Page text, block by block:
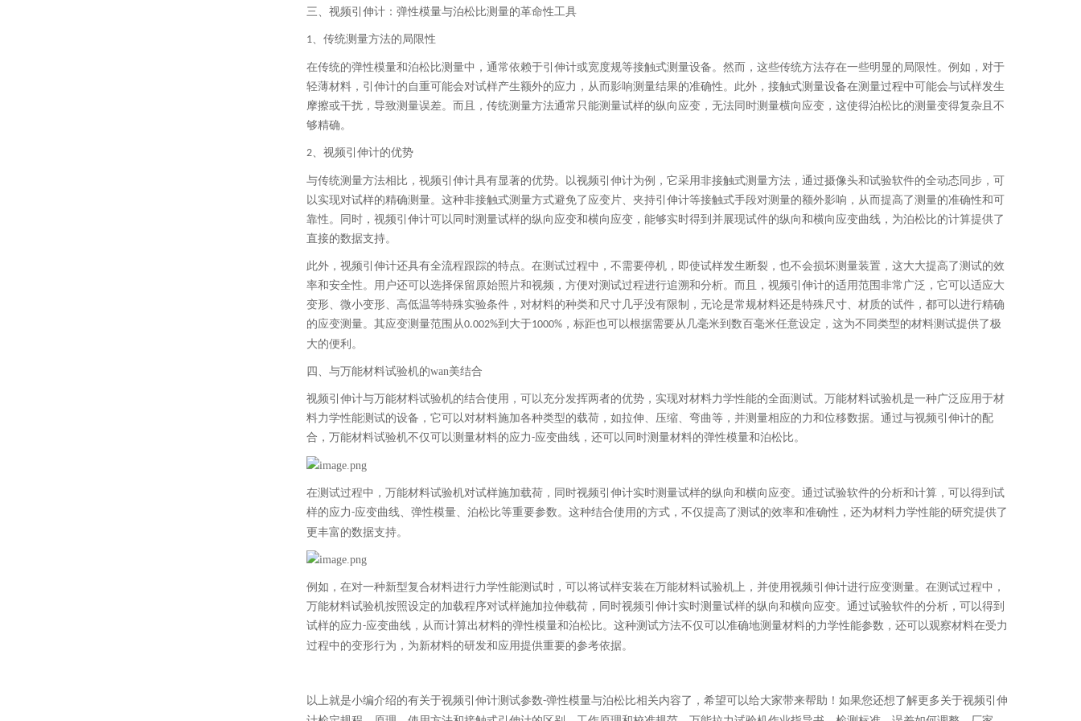
三、 视频引伸计：弹性模量与泊松比测量的革命性工具
1、 传统测量方法的局限性
在传统的弹性模量和泊松比测量中，通常依赖于引伸计或宽度规等接触式测量设备。然而，这些传统方法存在一些明显的局限性。例如，对于
轻薄材料，引伸计的自重可能会对试样产生额外的应力，从而影响测量结果的准确性。此外，接触式测量设备在测量过程中可能会与试样发生
摩擦或干扰，导致测量误差。而且，传统测量方法通常只能测量试样的纵向应变，无法同时测量横向应变，这使得泊松比的测量变得复杂且不
够精确。
2、 视频引伸计的优势
与传统测量方法相比，视频引伸计具有显著的优势。以视频引伸计为例，它采用非接触式测量方法，通过摄像头和试验软件的全动态同步，可
以实现对试样的精确测量。这种非接触式测量方式避免了应变片、夹持引伸计等接触式手段对测量的额外影响，从而提高了测量的准确性和可
靠性。同时，视频引伸计可以同时测量试样的纵向应变和横向应变，能够实时得到并展现试件的纵向和横向应变曲线，为泊松比的计算提供了
直接的数据支持。
此外，视频引伸计还具有全流程跟踪的特点。在测试过程中，不需要停机，即使试样发生断裂，也不会损坏测量装置，这大大提高了测试的效
率和安全性。用户还可以选择保留原始照片和视频，方便对测试过程进行追溯和分析。而且，视频引伸计的适用范围非常广泛，它可以适应大
变形、微小变形、高低温等特殊实验条件，对材料的种类和尺寸几乎没有限制，无论是常规材料还是特殊尺寸、材质的试件，都可以进行精确
的应变测量。其应变测量范围从0.002%到大于1000% ，标距也可以根据需要从几毫米到数百毫米任意设定，这为不同类型的材料测试提供了极
大的便利。
四、 与万能材料试验机的wan美结合
视频引伸计与万能材料试验机的结合使用，可以充分发挥两者的优势，实现对材料力学性能的全面测试。万能材料试验机是一种广泛应用于材
料力学性能测试的设备，它可以对材料施加各种类型的载荷，如拉伸、压缩、弯曲等，并测量相应的力和位移数据。通过与视频引伸计的配
合，万能材料试验机不仅可以测量材料的应力-应变曲线，还可以同时测量材料的弹性模量和泊松比。
在测试过程中，万能材料试验机对试样施加载荷，同时视频引伸计实时测量试样的纵向和横向应变。通过试验软件的分析和计算，可以得到试
样的应力-应变曲线、弹性模量、泊松比等重要参数。这种结合使用的方式，不仅提高了测试的效率和准确性，还为材料力学性能的研究提供了
更丰富的数据支持。
例如，在对一种新型复合材料进行力学性能测试时，可以将试样安装在万能材料试验机上，并使用视频引伸计进行应变测量。在测试过程中，
万能材料试验机按照设定的加载程序对试样施加拉伸载荷，同时视频引伸计实时测量试样的纵向和横向应变。通过试验软件的分析，可以得到
试样的应力-应变曲线，从而计算出材料的弹性模量和泊松比。这种测试方法不仅可以准确地测量材料的力学性能参数，还可以观察材料在受力
过程中的变形行为，为新材料的研发和应用提供重要的参考依据。
以上就是小编介绍的有关于视频引伸计测试参数-弹性模量与泊松比相关内容了，希望可以给大家带来帮助！如果您还想了解更多关于视频引伸